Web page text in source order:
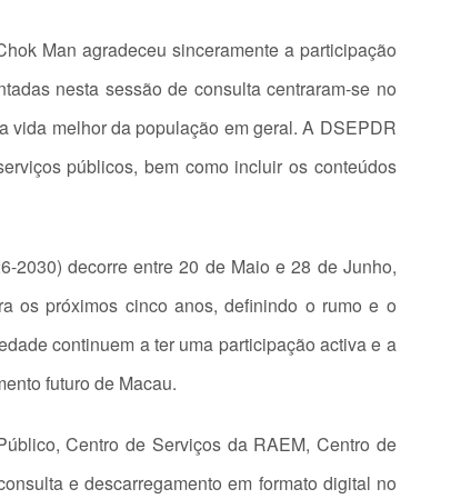
Man agradeceu sinceramente a participação
nesta sessão de consulta centraram-se no
vida melhor da população em geral. A DSEPDR
públicos, bem como incluir os conteúdos
2030) decorre entre 20 de Maio e 28 de Junho,
os próximos cinco anos, definindo o rumo e o
continuem a ter uma participação activa e a
futuro de Macau.
Centro de Serviços da RAEM, Centro de
e descarregamento em formato digital no